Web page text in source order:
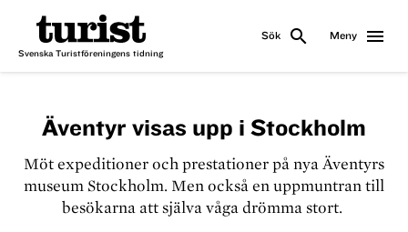
Svenska Turistföreningens tidning
Sök search Meny menu
Äventyr visas upp i Stockholm
Möt expeditioner och prestationer på nya Äventyrs
museum Stockholm. Men också en uppmuntran till
besökarna att själva våga drömma stort.